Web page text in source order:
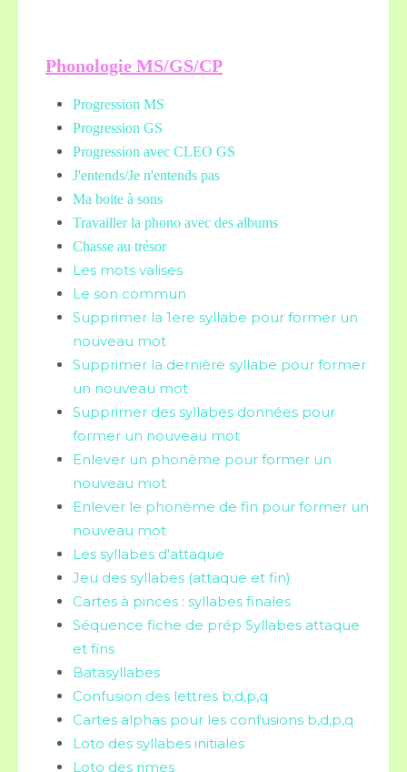
Phonologie MS/GS/CP
Progression MS
Progression GS
Progression avec CLEO GS
J'entends/Je n'entends pas
Ma boite à sons
Travailler la phono avec des albums
Chasse au trésor
Les mots valises
Le son commun
Supprimer la 1ere syllabe pour former un
nouveau mot
Supprimer la dernière syllabe pour former
un nouveau mot
Supprimer des syllabes données pour
former un nouveau mot
Enlever un phonème pour former un
nouveau mot
Enlever le phonème de fin pour former un
nouveau mot
Les syllabes d'attaque
Jeu des syllabes (attaque et fin)
Cartes à pinces : syllabes finales
Séquence fiche de prép Syllabes attaque
et fins
Batasyllabes
Confusion des lettres b,d,p,q
Cartes alphas pour les confusions b,d,p,q
Loto des syllabes initiales
Loto des rimes